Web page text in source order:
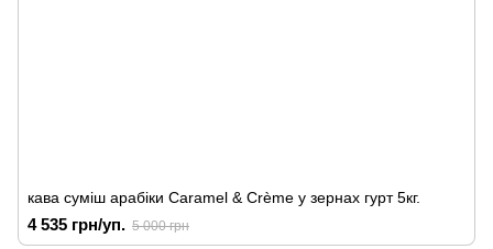
кава суміш арабіки Caramel & Crème у зернах гурт 5кг.
4 535 грн/уп. 5 000 грн